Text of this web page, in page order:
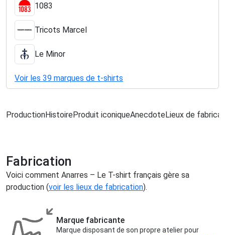
1083
Tricots Marcel
Le Minor
Voir les 39 marques de t-shirts
ProductionHistoireProduit iconiqueAnecdoteLieux de
Fabrication
Voici comment Anarres – Le T-shirt français gère sa
production (voir les lieux de fabrication).
Marque fabricante
Marque disposant de son propre atelier pour